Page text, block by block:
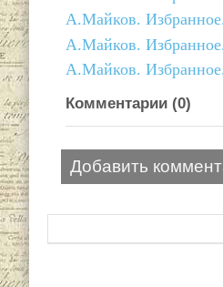
А.Майков.
А.Майков.
А.Майков.
Комментарии (0)
Добавить